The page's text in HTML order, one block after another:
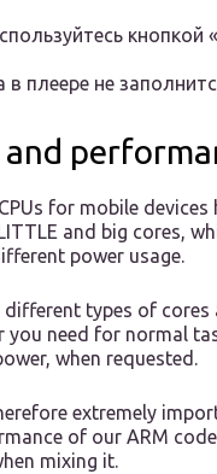
кнопкой
плеере не
and
for mobile
and big cores,
power usage.
different types of
you need for normal
when requested.
extremely
of our ARM
mixing it.